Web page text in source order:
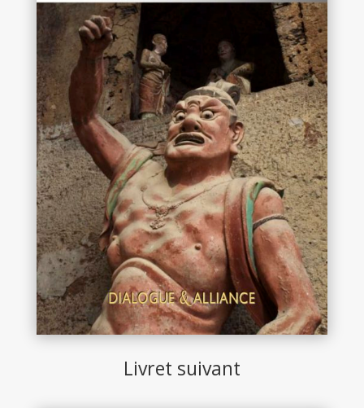
Livret suivant